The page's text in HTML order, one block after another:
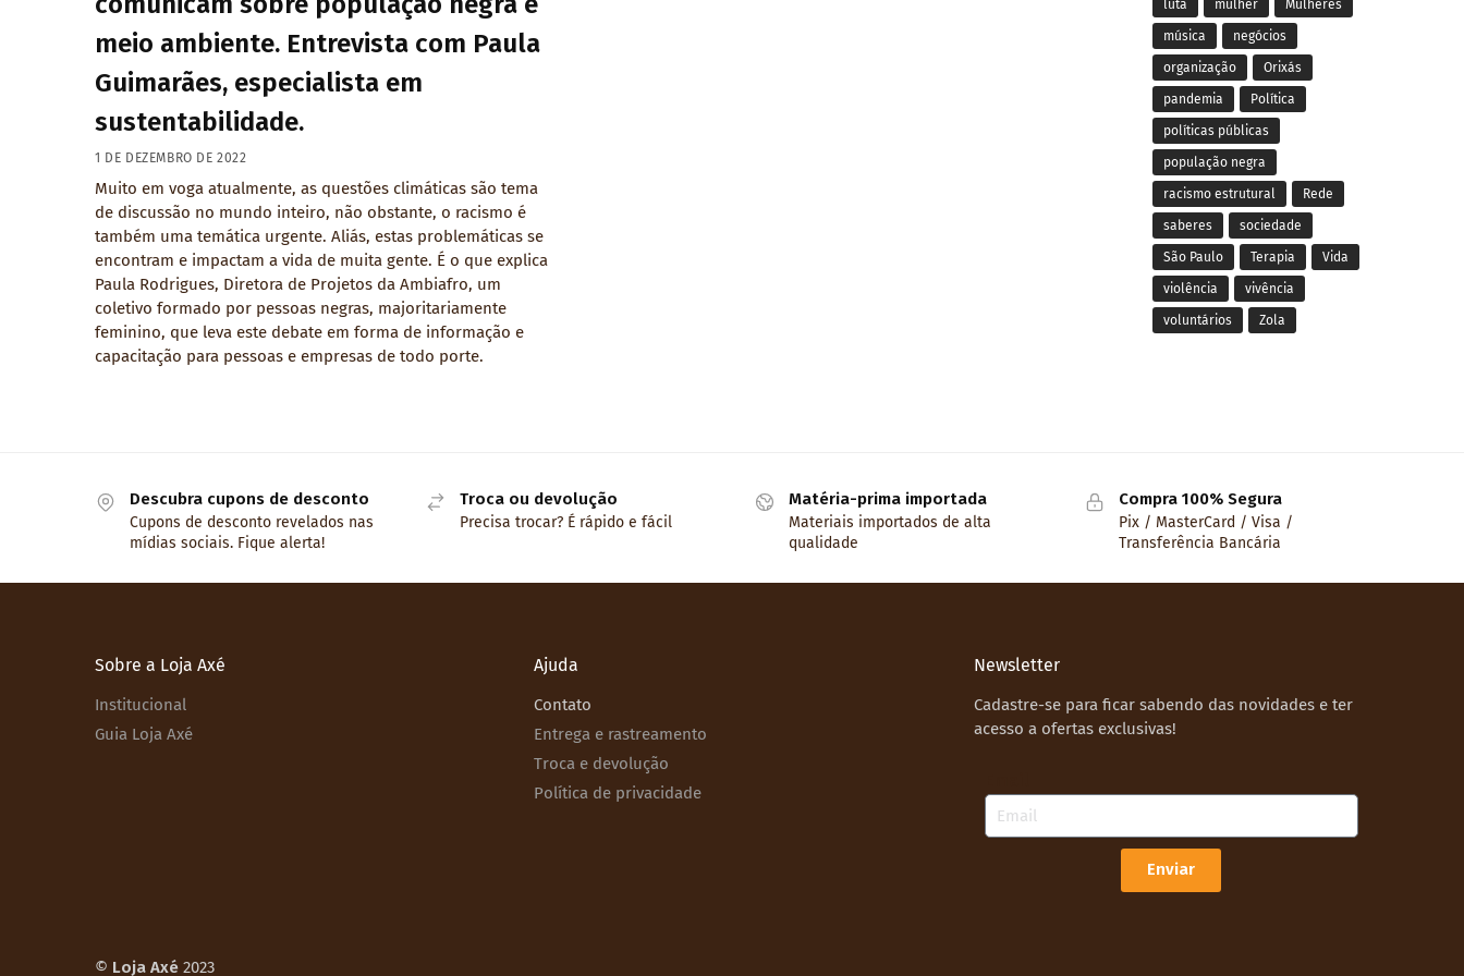
meio ambiente. Entrevista com Paula
Guimarães, especialista em
sustentabilidade.
1 DE DEZEMBRO DE 2022
Muito em voga atualmente, as questões climáticas são tema
de discussão no mundo inteiro, não obstante, o racismo é
também uma temática urgente. Aliás, estas problemáticas se
encontram e impactam a vida de muita gente. É o que explica
Paula Rodrigues, Diretora de Projetos da Ambiafro, um
coletivo formado por pessoas negras, majoritariamente
feminino, que leva este debate em forma de informação e
capacitação para pessoas e empresas de todo porte.
luta mulher Mulheres
música negócios
organização Orixás
pandemia Política
políticas públicas
população negra
racismo estrutural Rede
saberes sociedade
São Paulo Terapia Vida
violência vivência
voluntários Zola
Descubra cupons de desconto
Cupons de desconto revelados nas
mídias sociais. Fique alerta!
Troca ou devolução
Precisa trocar? É rápido e fácil
Matéria-prima importada
Materiais importados de alta
qualidade
Compra 100% Segura
Pix / MasterCard / Visa /
Transferência Bancária
Sobre a Loja Axé
Institucional
Guia Loja Axé
Ajuda
Contato
Entrega e rastreamento
Troca e devolução
Política de privacidade
Newsletter
Cadastre-se para ficar sabendo das novidades e ter
acesso a ofertas exclusivas!
Enviar
© Loja Axé 2023